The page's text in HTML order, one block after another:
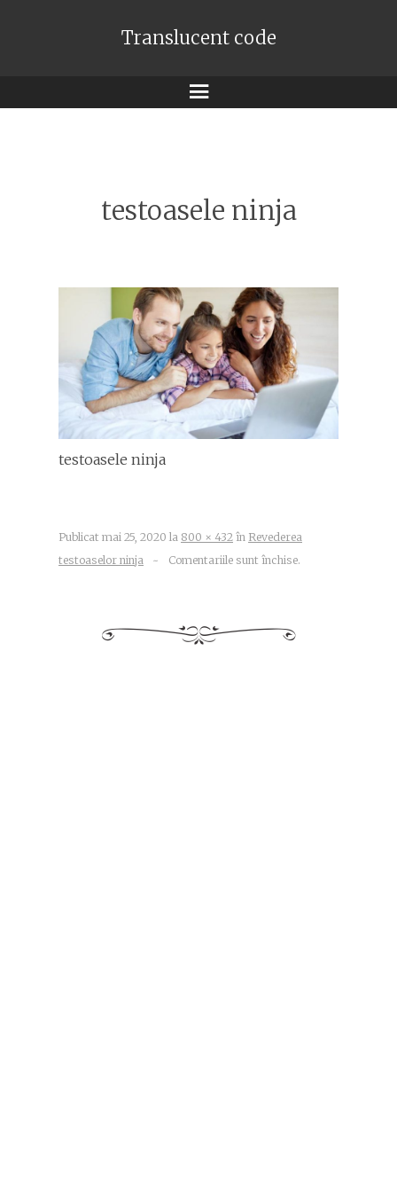
Translucent code
Meniu
testoasele ninja
testoasele ninja
Publicat mai 25, 2020 la 800 × 432 în Revederea
testoaselor ninja
~ Comentariile sunt închise.